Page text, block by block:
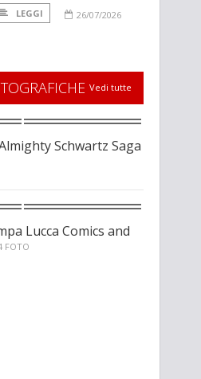
LEGGI 26/07/2026
Vedi tutte
Schwartz Saga
Lucca Comics and
FOTO